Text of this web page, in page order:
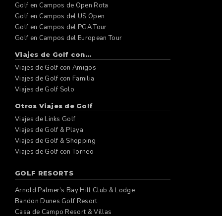
Golf en Campos de Open Rota
Golf en Campos del US Open
Golf en Campos del PGA Tour
Golf en Campos del European Tour
Viajes de Golf con...
Viajes de Golf con Amigos
Viajes de Golf con Familia
Viajes de Golf Solo
Otros Viajes de Golf
Viajes de Links Golf
Viajes de Golf & Playa
Viajes de Golf & Shopping
Viajes de Golf con Torneo
GOLF RESORTS
Arnold Palmer’s Bay Hill Club & Lodge
Bandon Dunes Golf Resort
Casa de Campo Resort & Villas